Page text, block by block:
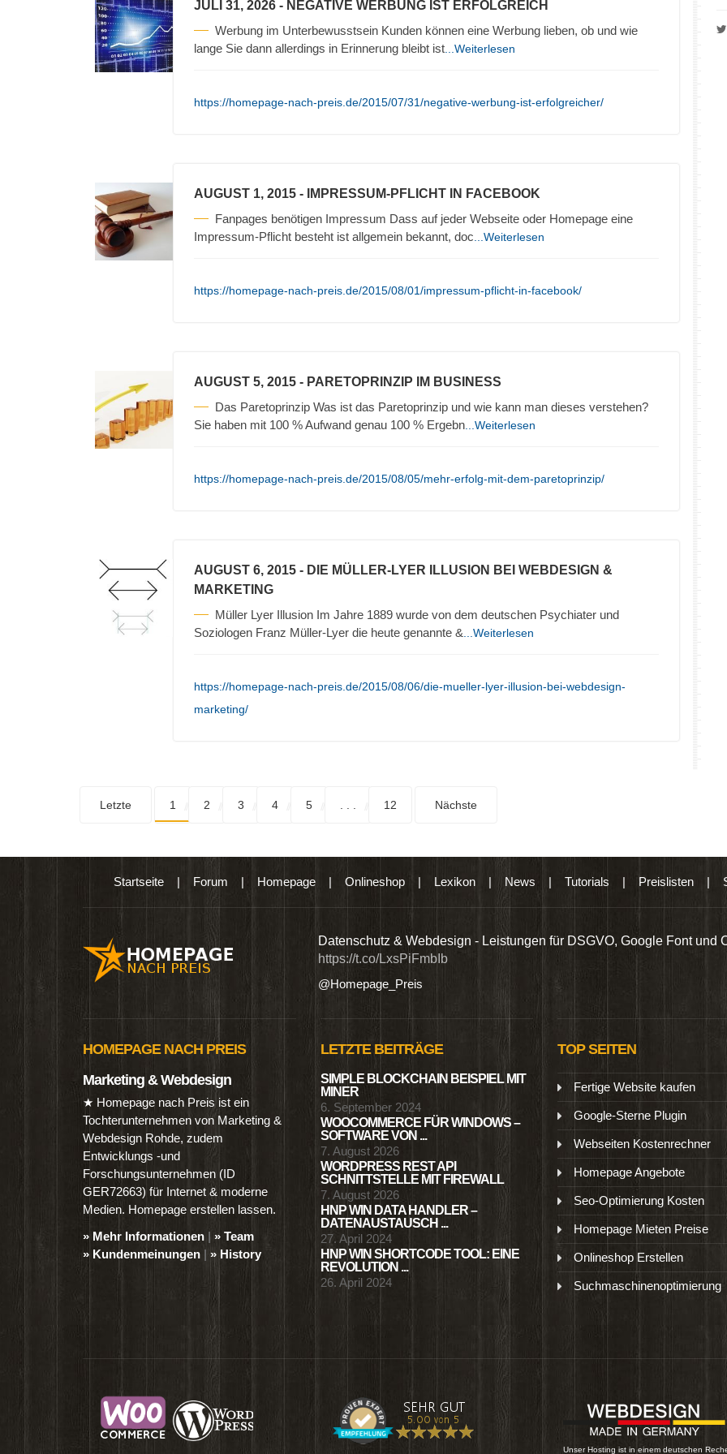
JULI 31, 2026 - NEGATIVE WERBUNG IST ERFOLGREICH
Werbung im Unterbewusstsein Kunden können eine Werbung lieben, ob und wie
lange Sie dann allerdings in Erinnerung bleibt ist ...Weiterlesen
https://homepage-nach-preis.de/2015/07/31/negative-werbung-ist-erfolgreicher/
AUGUST 1, 2015 - IMPRESSUM-PFLICHT IN FACEBOOK
Fanpages benötigen Impressum Dass auf jeder Webseite oder Homepage eine
Impressum-Pflicht besteht ist allgemein bekannt, doc ...Weiterlesen
https://homepage-nach-preis.de/2015/08/01/impressum-pflicht-in-facebook/
AUGUST 5, 2015 - PARETOPRINZIP IM BUSINESS
Das Paretoprinzip Was ist das Paretoprinzip und wie kann man dieses verstehen?
Sie haben mit 100 % Aufwand genau 100 % Ergebn ...Weiterlesen
https://homepage-nach-preis.de/2015/08/05/mehr-erfolg-mit-dem-paretoprinzip/
AUGUST 6, 2015 - DIE MÜLLER-LYER ILLUSION BEI WEBDESIGN &
MARKETING
Müller Lyer Illusion Im Jahre 1889 wurde von dem deutschen Psychiater und
Soziologen Franz Müller-Lyer die heute genannte & ...Weiterlesen
https://homepage-nach-preis.de/2015/08/06/die-mueller-lyer-illusion-bei-webdesign-
marketing/
Letzte 1 2 3 4 5 12 Nächste
Startseite| Forum | Homepage| Onlineshop| Lexikon| News | Tutorials | Preislisten|
Produkten wie Ebooks & DVDs.…
Datenschutz & Webdesign - Leistungen für DSGVO, Google Font und
https://t.co/LxsPiFmbIb
@Homepage_Preis
HOMEPAGE NACH PREIS
Marketing & Webdesign
★ Homepage nach Preis ist ein
Tochterunternehmen von Marketing &
Webdesign Rohde, zudem
Entwicklungs -und
Forschungsunternehmen (ID
GER72663) für Internet & moderne
Medien. Homepage erstellen lassen.
» Mehr Informationen | » Team
» Kundenmeinungen | » History
LETZTE BEITRÄGE
SIMPLE BLOCKCHAIN BEISPIEL MIT
MINER
6. September 2024
WOOCOMMERCE FÜR WINDOWS –
SOFTWARE VON ...
7. August 2026
WORDPRESS REST API
SCHNITTSTELLE MIT FIREWALL
7. August 2026
HNP WIN DATA HANDLER –
DATENAUSTAUSCH ...
27. April 2024
HNP WIN SHORTCODE TOOL: EINE
REVOLUTION ...
26. April 2024
TOP SEITEN
Fertige Website kaufen
Google-Sterne Plugin
Webseiten Kostenrechner
Homepage Angebote
Seo-Optimierung Kosten
Homepage Mieten Preise
Onlineshop Erstellen
Suchmaschinenoptimierung
Unser Hosting ist in einem deutschen